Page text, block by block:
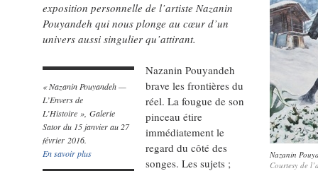
exposition personnelle de l’artiste Nazanin
Pouyandeh qui nous plonge au cœur d’un
univers aussi singulier qu’attirant.
« Nazanin Pouyandeh —
L’Envers de
L’Histoire », Galerie
Sator du 15 janvier au 27
février 2016.
En savoir plus
Nazanin Pouyandeh
brave les frontières du
réel. La fougue de son
pinceau étire
immédiatement le
regard du côté des
songes. Les sujets ;
Nazanin
Courtesy de